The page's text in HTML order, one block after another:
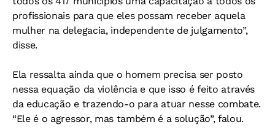
profissionais para que eles possam receber aquela
mulher na delegacia, independente de julgamento”,
disse.
Ela ressalta ainda que o homem precisa ser posto
nessa equação da violência e que isso é feito através
da educação e trazendo-o para atuar nesse combate.
“Ele é o agressor, mas também é a solução”, falou.